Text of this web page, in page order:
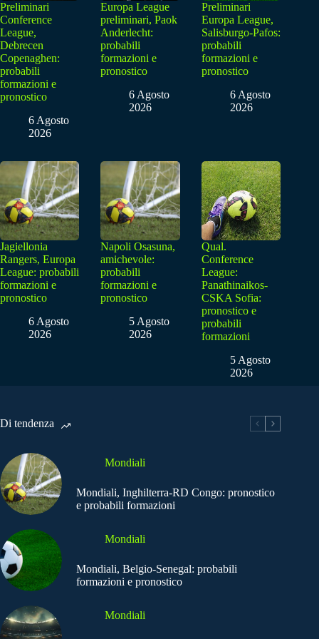
Preliminari
Conference
League,
Debrecen
Copenaghen:
probabili
formazioni e
pronostico
6 Agosto
2026
Europa League
preliminari, Paok
Anderlecht:
probabili
formazioni e
pronostico
6 Agosto
2026
Preliminari
Europa League,
Salisburgo-Pafos:
probabili
formazioni e
pronostico
6 Agosto
2026
Jagiellonia
Rangers, Europa
League: probabili
formazioni e
pronostico
6 Agosto
2026
Napoli Osasuna,
amichevole:
probabili
formazioni e
pronostico
5 Agosto
2026
Qual.
Conference
League:
Panathinaikos-
CSKA Sofia:
pronostico e
probabili
formazioni
5 Agosto
2026
Di tendenza
Mondiali
Mondiali, Inghilterra-RD Congo: pronostico
e probabili formazioni
Mondiali
Mondiali, Belgio-Senegal: probabili
formazioni e pronostico
Mondiali